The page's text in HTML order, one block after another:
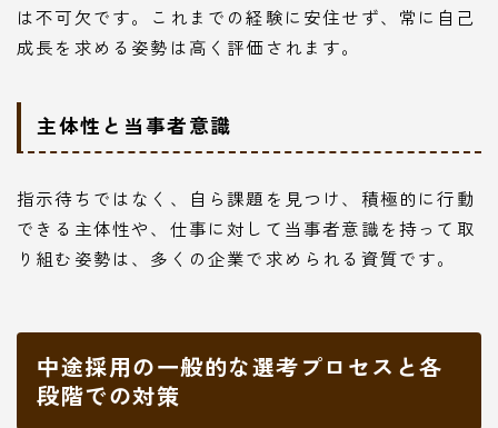
は不可欠です。これまでの経験に安住せず、常に自己
成長を求める姿勢は高く評価されます。
主体性と当事者意識
指示待ちではなく、自ら課題を見つけ、積極的に行動
できる主体性や、仕事に対して当事者意識を持って取
り組む姿勢は、多くの企業で求められる資質です。
中途採用の一般的な選考プロセスと各
段階での対策